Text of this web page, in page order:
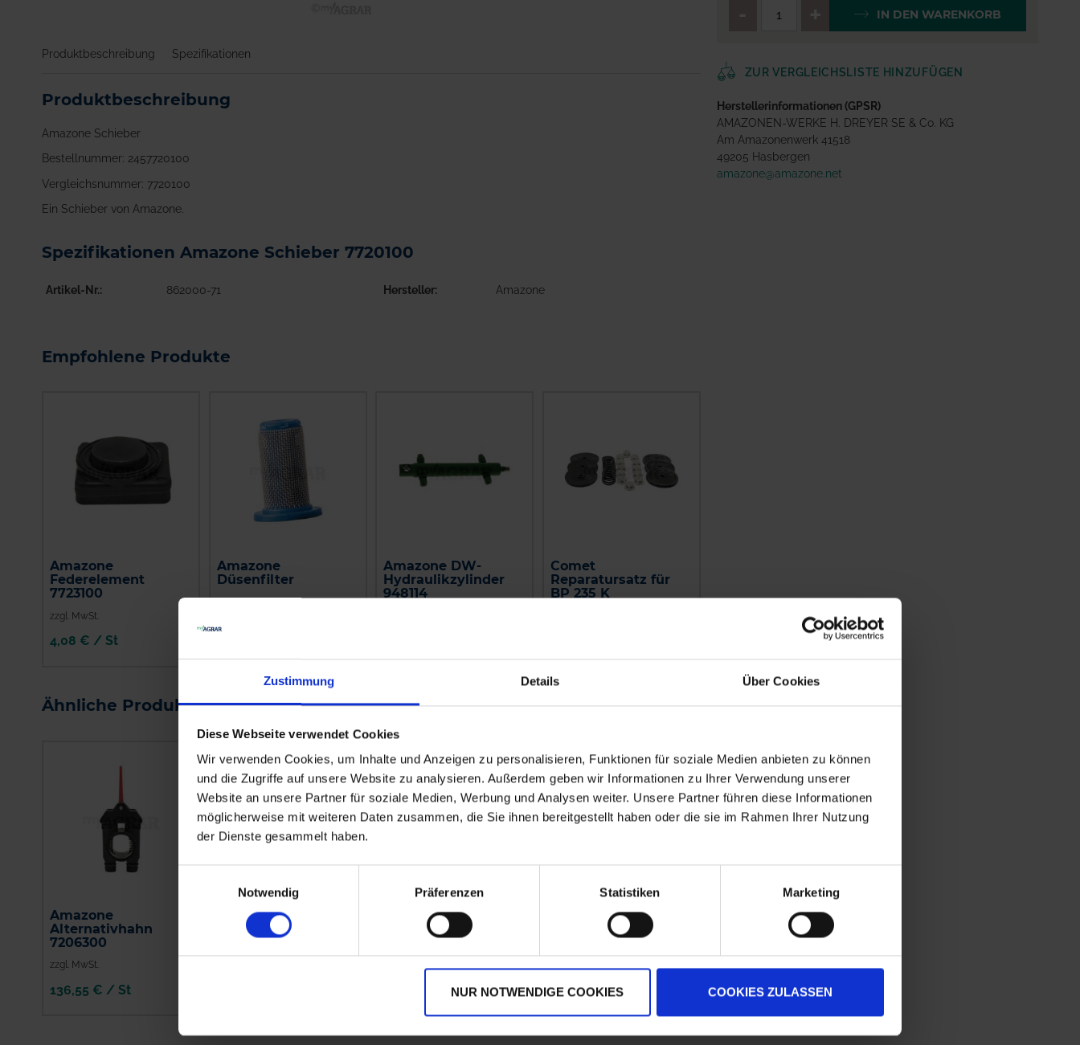
Zustimmung Details Über Cookies
Diese Webseite verwendet Cookies
Wir verwenden Cookies, um Inhalte und Anzeigen zu personalisieren, Funktionen für soziale Medien anbieten zu können
und die Zugriffe auf unsere Website zu analysieren. Außerdem geben wir Informationen zu Ihrer Verwendung unserer
Website an unsere Partner für soziale Medien, Werbung und Analysen weiter. Unsere Partner führen diese Informationen
möglicherweise mit weiteren Daten zusammen, die Sie ihnen bereitgestellt haben oder die sie im Rahmen Ihrer Nutzung
der Dienste gesammelt haben.
Notwendig
Präferenzen Statistiken Marketing
NUR NOTWENDIGE COOKIES COOKIES ZULASSEN
der
springen
Produktbeschreibung Spezifikationen
Produktbeschreibung
Amazone Schieber
Bestellnummer: 2457720100
Vergleichsnummer: 7720100
Ein Schieber von Amazone.
Spezifikationen Amazone Schieber 7720100
Artikel-Nr. 862000-71 Hersteller Amazone
Empfohlene Produkte
Amazone
Federelement
7723100
zzgl. MwSt.
4,08 € / St
Amazone
Düsenfilter
WARENKORB
Amazone DW-
Hydraulikzylinder
948114
Comet
Reparatursatz für
BP 235 K
Ähnliche Produkte
Amazone
Alternativhahn
7206300
zzgl. MwSt.
136,55 € / St
GRANIT
Spritzenschlauch
Innen-Ø 8 mm
WARENKORB
Kverneland
Filterhahn kpl.
384,94 € / St
IN DEN
WARENKORB
Amazone Schlauch, 1
18,34 € / St
IN DEN
WARENKORB
QTY_CONTROL_DECREASE
IN DEN WARENKORB
ZUR VERGLEICHSLISTE HINZUFÜGEN
Herstellerinformationen (GPSR)
AMAZONEN-WERKE H. DREYER SE & Co. KG
Am Amazonenwerk 41518
49205 Hasbergen
amazone@amazone.net